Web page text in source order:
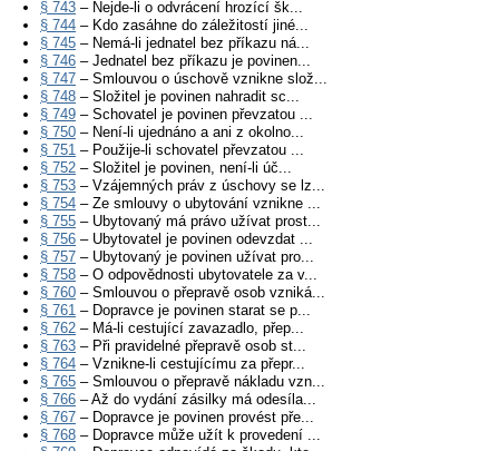
§ 743 – Nejde-li o odvrácení hrozící šk...
§ 744 – Kdo zasáhne do záležitostí jiné...
§ 745 – Nemá-li jednatel bez příkazu ná...
§ 746 – Jednatel bez příkazu je povinen...
§ 747 – Smlouvou o úschově vznikne slož...
§ 748 – Složitel je povinen nahradit sc...
§ 749 – Schovatel je povinen převzatou ...
§ 750 – Není-li ujednáno a ani z okolno...
§ 751 – Použije-li schovatel převzatou ...
§ 752 – Složitel je povinen, není-li úč...
§ 753 – Vzájemných práv z úschovy se lz...
§ 754 – Ze smlouvy o ubytování vznikne ...
§ 755 – Ubytovaný má právo užívat prost...
§ 756 – Ubytovatel je povinen odevzdat ...
§ 757 – Ubytovaný je povinen užívat pro...
§ 758 – O odpovědnosti ubytovatele za v...
§ 760 – Smlouvou o přepravě osob vzniká...
§ 761 – Dopravce je povinen starat se p...
§ 762 – Má-li cestující zavazadlo, přep...
§ 763 – Při pravidelné přepravě osob st...
§ 764 – Vznikne-li cestujícímu za přepr...
§ 765 – Smlouvou o přepravě nákladu vzn...
§ 766 – Až do vydání zásilky má odesíla...
§ 767 – Dopravce je povinen provést pře...
§ 768 – Dopravce může užít k provedení ...